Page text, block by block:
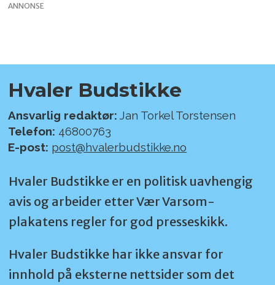
ANNONSE
Hvaler Budstikke
Ansvarlig redaktør: Jan Torkel Torstensen
Telefon: 46800763
E-post: post@hvalerbudstikke.no
Hvaler Budstikke er en politisk uavhengig
avis og arbeider etter Vær Varsom-
plakatens regler for god presseskikk.
Hvaler Budstikke har ikke ansvar for
innhold på eksterne nettsider som det